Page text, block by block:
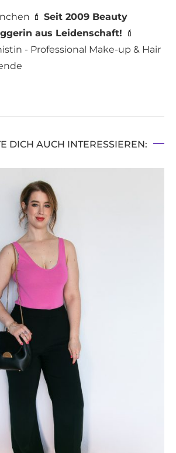
💄 Seit 2009 Beauty
aus Leidenschaft! 💄
- Professional Make-up & Hair
DICH AUCH INTERESSIEREN: